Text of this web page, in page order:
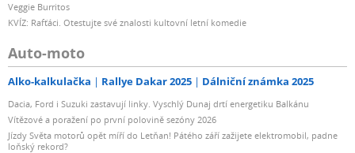
Veggie Burritos
KVÍZ: Rafťáci. Otestujte své znalosti kultovní letní komedie
Auto-moto
Alko-kalkulačka Rallye Dakar 2025 Dálniční známka 2025
Dacia, Ford i Suzuki zastavují linky. Vyschlý Dunaj drtí energetiku Balkánu
Vítězové a poražení po první polovině sezóny 2026
Jízdy Světa motorů opět míří do Letňan! Pátého září zažijete elektromobil, padne
loňský rekord?